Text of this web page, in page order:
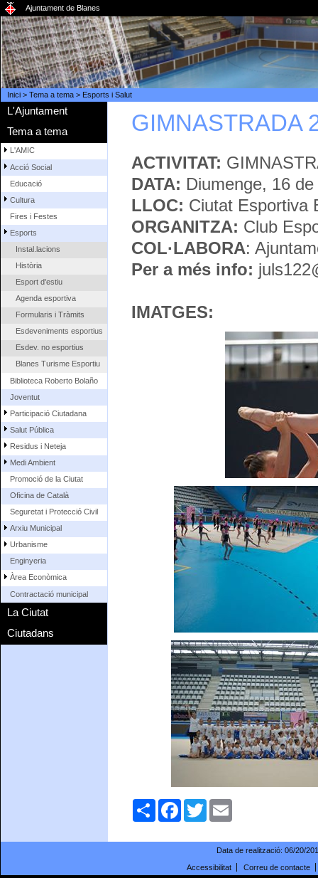
Ajuntament de Blanes
Inici> Tema a tema> Esports i Salut
L'Ajuntament
Tema a tema
L'AMIC
Acció Social
Educació
Cultura
Fires i Festes
Esports
Instal.lacions
Història
Esport d'estiu
Agenda esportiva
Formularis i Tràmits
Esdeveniments esportius
Esdev. no esportius
Blanes Turisme Esportiu
Biblioteca Roberto Bolaño
Joventut
Participació Ciutadana
Salut Pública
Residus i Neteja
Medi Ambient
Promoció de la Ciutat
Oficina de Català
Seguretat i Protecció Civil
Arxiu Municipal
Urbanisme
Enginyeria
Àrea Econòmica
Contractació municipal
La Ciutat
Ciutadans
GIMNASTRADA
ACTIVITAT:
DATA: Diumenge, 16 de
LLOC: Ciutat Esportiva
ORGANITZA: Club
COL·LABORA:
Per a més info:
IMATGES:
ComparteixFacebookTwitter
Data de realització: 06/20/
Accessibilitat
Correu de contacte